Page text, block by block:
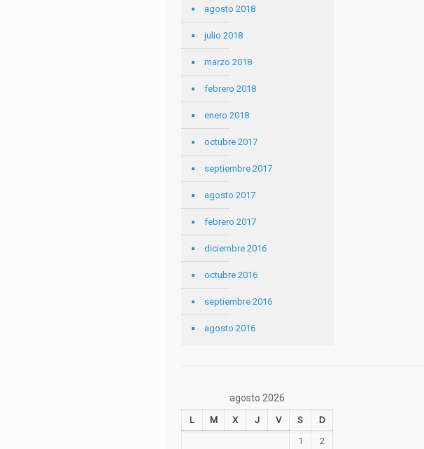
agosto 2018
julio 2018
marzo 2018
febrero 2018
enero 2018
octubre 2017
septiembre 2017
agosto 2017
febrero 2017
diciembre 2016
octubre 2016
septiembre 2016
agosto 2016
agosto 2026
L M X J V S
D
1
2